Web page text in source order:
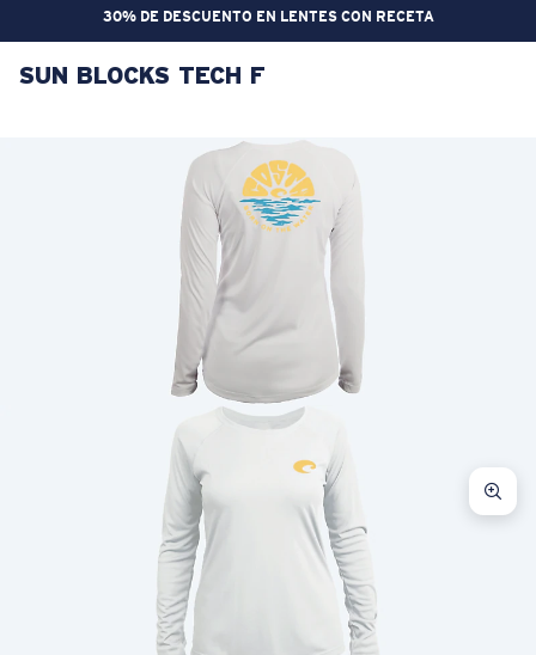
30% DE DESCUENTO EN LENTES CON RECETA
OBJETIVO ACTUALIZADO
Precio:
Sin cargo
Cantidad:
SUN BLOCKS TECH F